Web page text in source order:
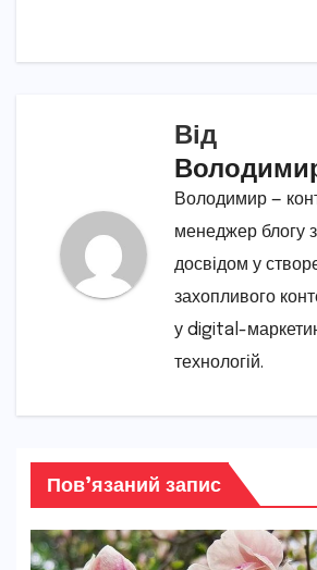
Від
Володимир —
менеджер блогу
досвідом у
захопливого
у digital-
технологій.
Пов’язаний запис